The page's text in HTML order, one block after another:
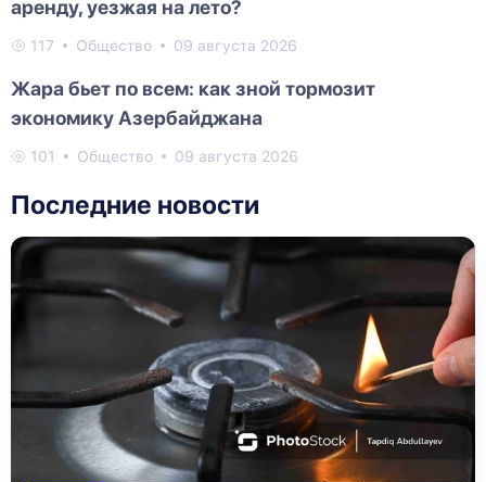
аренду, уезжая на лето?
117 Общество 09 августа 2026
Жара бьет по всем: как зной тормозит
экономику Азербайджана
101 Общество 09 августа 2026
Последние новости